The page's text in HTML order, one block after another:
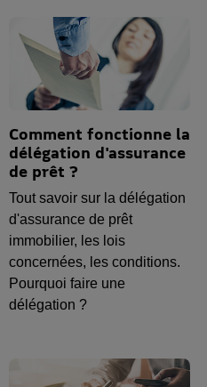
Comment fonctionne la
délégation d'assurance
de prêt ?
Tout savoir sur la délégation
d'assurance de prêt
immobilier, les lois
concernées, les conditions.
Pourquoi faire une
délégation ?